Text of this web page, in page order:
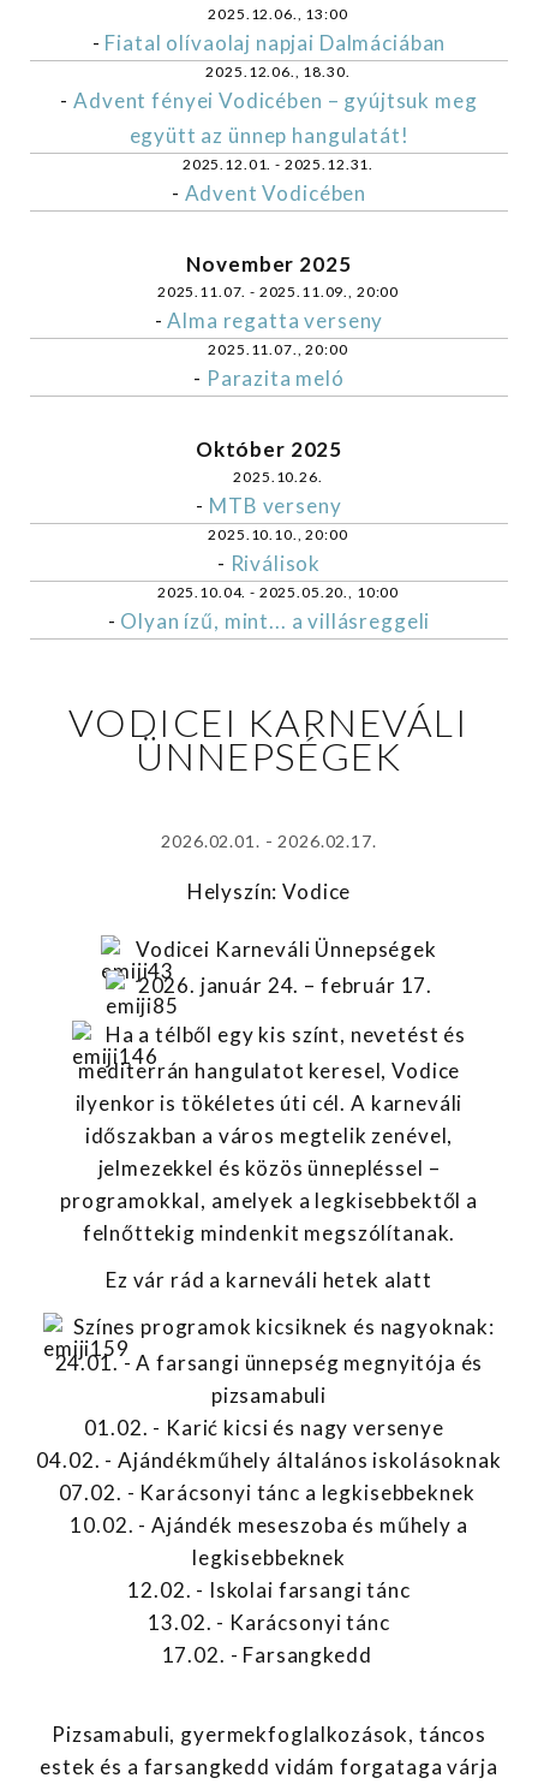
2025.12.06., 13:00
- Fiatal olívaolaj napjai Dalmáciában
2025.12.06., 18.30.
-Advent fényei Vodicében – gyújtsuk meg
együtt az ünnep hangulatát!
2025.12.01. - 2025.12.31.
- Advent Vodicében
November 2025
2025.11.07. - 2025.11.09., 20:00
-Alma regatta verseny
2025.11.07., 20:00
- Parazita meló
Október 2025
2025.10.26.
- MTB verseny
2025.10.10., 20:00
- Riválisok
2025.10.04. - 2025.05.20., 10:00
- Olyan ízű, mint... a villásreggeli
VODICEI KARNEVÁLI
ÜNNEPSÉGEK
2026.02.01. - 2026.02.17.
Helyszín: Vodice
Vodicei Karneváli Ünnepségek
2026. január 24. – február 17.
Ha a télből egy kis színt, nevetést és
mediterrán hangulatot keresel, Vodice
ilyenkor is tökéletes úti cél. A karneváli
időszakban a város megtelik zenével,
jelmezekkel és közös ünnepléssel –
programokkal, amelyek a legkisebbektől a
felnőttekig mindenkit megszólítanak.
Ez vár rád a karneváli hetek alatt
Színes programok kicsiknek és nagyoknak:
24.01. - A farsangi ünnepség megnyitója és
pizsamabuli
01.02. - Karić kicsi és nagy versenye
04.02. - Ajándékműhely általános iskolásoknak
07.02. - Karácsonyi tánc a legkisebbeknek
10.02. - Ajándék meseszoba és műhely a
legkisebbeknek
12.02. - Iskolai farsangi tánc
13.02. - Karácsonyi tánc
17.02. - Farsangkedd
Pizsamabuli, gyermekfoglalkozások, táncos
estek és a farsangkedd vidám forgataga várja